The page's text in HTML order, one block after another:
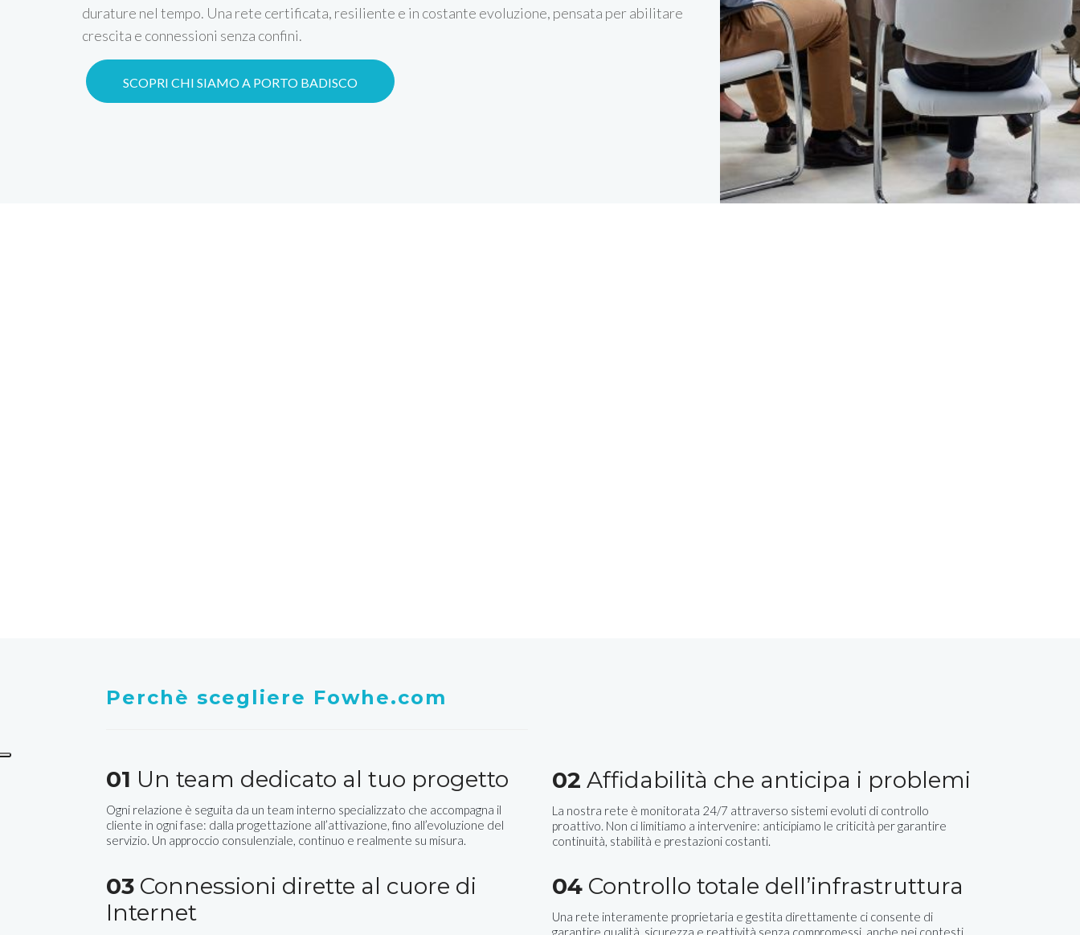
durature nel tempo. Una rete certificata, resiliente e in costante evoluzione, pensata per abilitare
crescita e connessioni senza confini.
SCOPRI CHI SIAMO A PORTO BADISCO
Perchè scegliere Fowhe.com
01 Un team dedicato al tuo progetto
Ogni relazione è seguita da un team interno specializzato che accompagna il
cliente in ogni fase: dalla progettazione all’attivazione, fino all’evoluzione del
servizio. Un approccio consulenziale, continuo e realmente su misura.
02 Affidabilità che anticipa i problemi
La nostra rete è monitorata 24/7 attraverso sistemi evoluti di controllo
proattivo. Non ci limitiamo a intervenire: anticipiamo le criticità per garantire
continuità, stabilità e prestazioni costanti.
03 Connessioni dirette al cuore di
Internet
04 Controllo totale dell’infrastruttura
Una rete interamente proprietaria e gestita direttamente ci consente di
garantire qualità, sicurezza e reattività senza compromessi, anche nei contesti